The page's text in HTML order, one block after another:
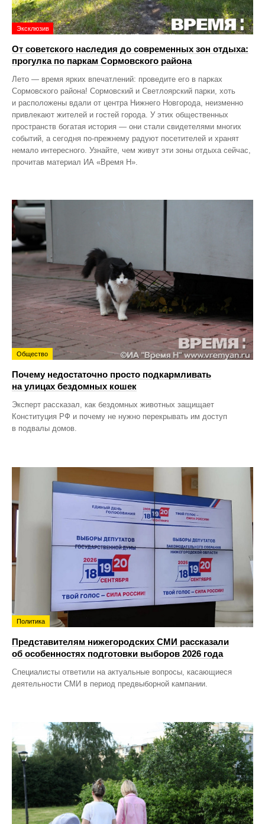
Эксклюзив
От советского наследия до современных зон отдыха:
прогулка по паркам Сормовского района
Лето — время ярких впечатлений: проведите его в парках
Сормовского района! Сормовский и Светлоярский парки, хоть
и расположены вдали от центра Нижнего Новгорода, неизменно
привлекают жителей и гостей города. У этих общественных
пространств богатая история — они стали свидетелями многих
событий, а сегодня по‑прежнему радуют посетителей и хранят
немало интересного. Узнайте, чем живут эти зоны отдыха сейчас,
прочитав материал ИА «Время Н».
Общество
Почему недостаточно просто подкармливать
на улицах бездомных кошек
Эксперт рассказал, как бездомных животных защищает
Конституция РФ и почему не нужно перекрывать им доступ
в подвалы домов.
Политика
Представителям нижегородских СМИ рассказали
об особенностях подготовки выборов 2026 года
Специалисты ответили на актуальные вопросы, касающиеся
деятельности СМИ в период предвыборной кампании.